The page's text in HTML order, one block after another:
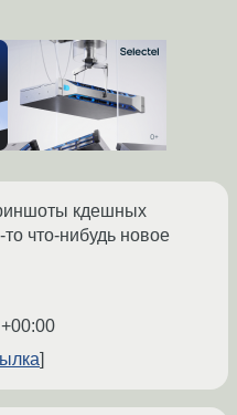
кдешных
что-нибудь новое